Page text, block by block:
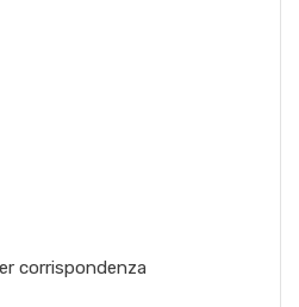
corrispondenza